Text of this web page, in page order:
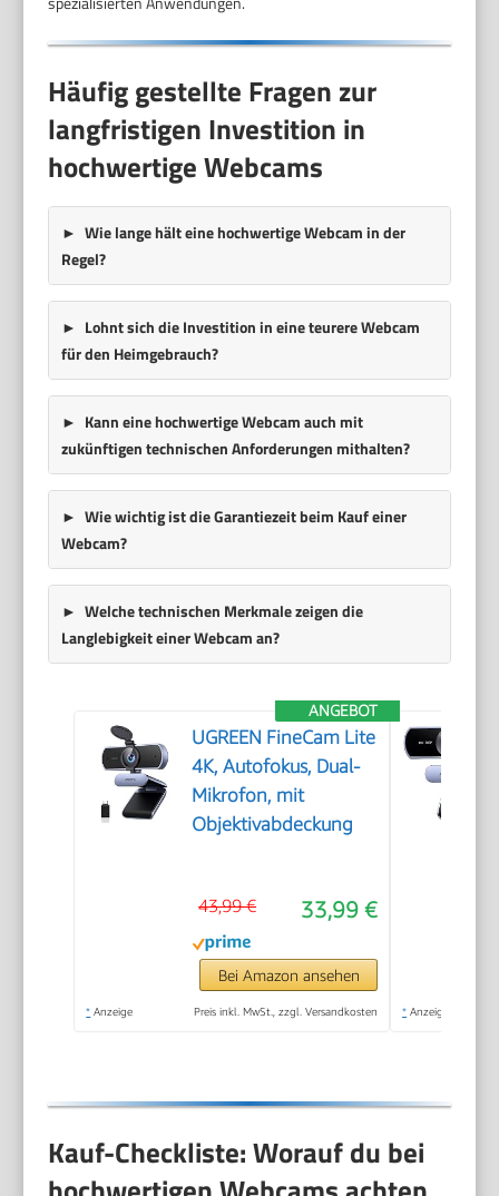
Häufig gestellte Fragen zur
langfristigen Investition in
hochwertige Webcams
Wie lange hält eine hochwertige Webcam in der
Regel?
Lohnt sich die Investition in eine teurere Webcam
für den Heimgebrauch?
Kann eine hochwertige Webcam auch mit
zukünftigen technischen Anforderungen mithalten?
Wie wichtig ist die Garantiezeit beim Kauf einer
Webcam?
Welche technischen Merkmale zeigen die
Langlebigkeit einer Webcam an?
ANGEBOT
UGREEN FineCam Lite
4K, Autofokus, Dual-
Mikrofon, mit
Objektivabdeckung
33,99 €
43,99 €
Bei Amazon ansehen
* Anzeige Preis inkl. MwSt., zzgl. Versandkosten * Anzeige
Kauf-Checkliste: Worauf du bei